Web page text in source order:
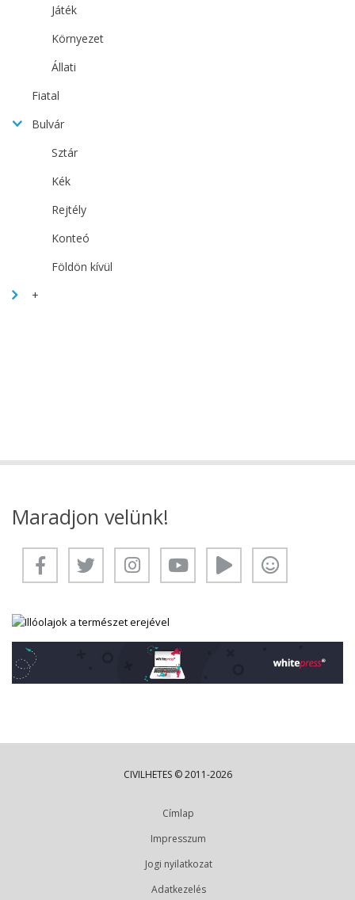
Játék
Környezet
Állati
Fiatal
Bulvár
Sztár
Kék
Rejtély
Konteó
Földön kívül
+
Maradjon velünk!
CIVILHETES © 2011-2026
Címlap
Impresszum
Jogi nyilatkozat
Adatkezelés